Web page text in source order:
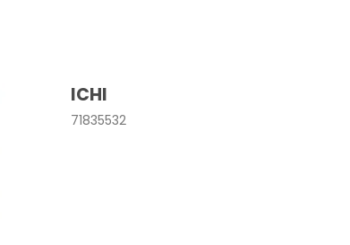
ICHI
71835532